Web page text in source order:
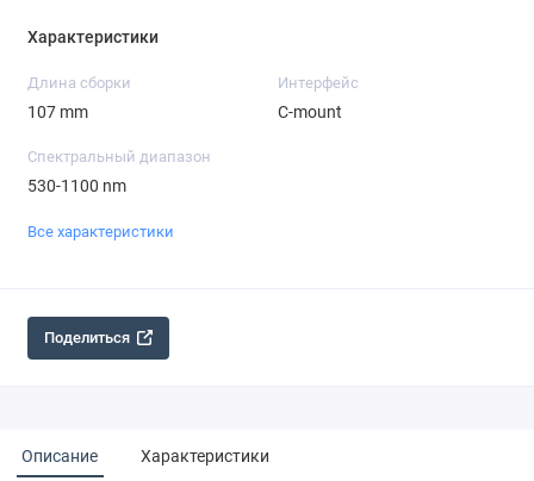
Характеристики
Длина сборки
107 mm
Интерфейс
C-mount
Спектральный диапазон
530-1100 nm
Все характеристики
Поделиться
Описание Характеристики